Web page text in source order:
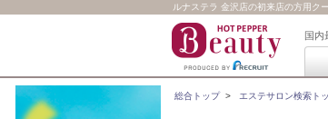
ルナステラ 金沢店の初来店の方用ク
国内
総合トップ> エステサロン検索ト